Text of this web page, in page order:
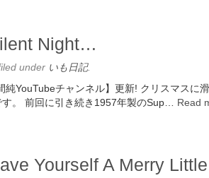
Night…
under いも日記.
純YouTubeチャンネル】更新! クリスマスに
す。 前回に引き続き1957年製のSup… Read
Yourself A Merry